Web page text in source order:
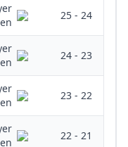
24 - 25
23 - 24
22 - 23
21 - 22